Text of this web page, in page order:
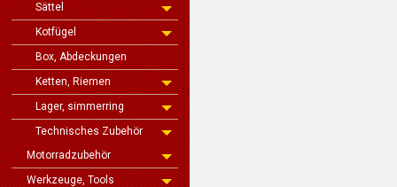
Sättel
Kotfügel
Box, Abdeckungen
Ketten, Riemen
Lager, simmerring
Technisches Zubehör
Motorradzubehör
Werkzeuge, Tools